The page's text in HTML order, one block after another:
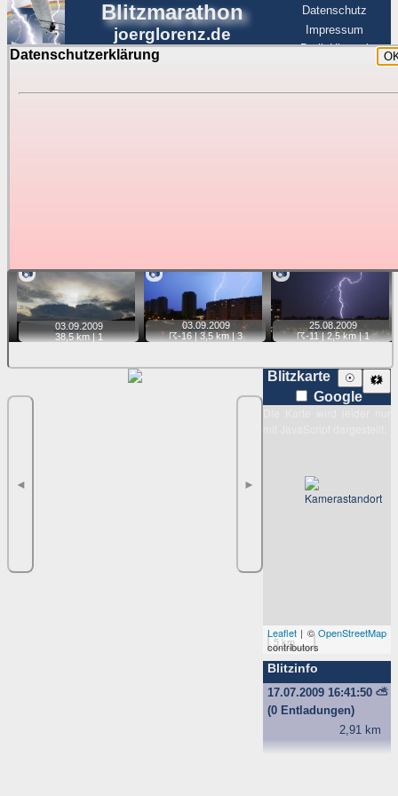
Datenschutzerklärung
Blitzmarathon
joerglorenz.de
Datenschutz
Impressum
BerlinHimmel
Blitzmarathon
Luftfahrt
📷
03.09. 2009
38,5 km |1
📷
03.09. 2009
☈-16| 3,5 km |3
📷
25.08. 2009
☈-11| 2,5 km |1
◄ ►
Blitzkarte 🗱
☉
Google
5 km
Leaflet | ©OpenStreetMap
contributors
Blitzinfo
17.07.2009 16:41:50⛅
(0 Entladungen)
2,91 km